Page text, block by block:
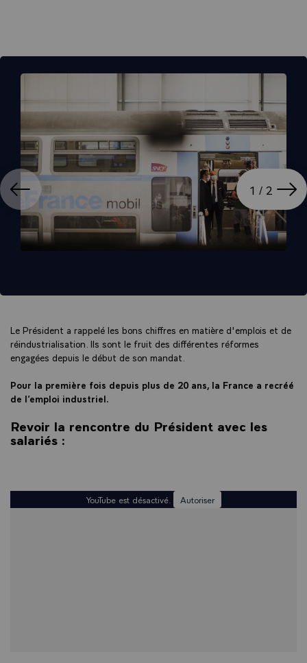
1 / 2
Le Président a rappelé les bons chiffres en matière d'emplois et de
réindustrialisation. Ils sont le fruit des différentes réformes
engagées depuis le début de son mandat.
Pour la première fois depuis plus de 20 ans, la France a recréé
de l’emploi industriel.
Revoir la rencontre du Président avec les
salariés :
YouTube est désactivé. Autoriser